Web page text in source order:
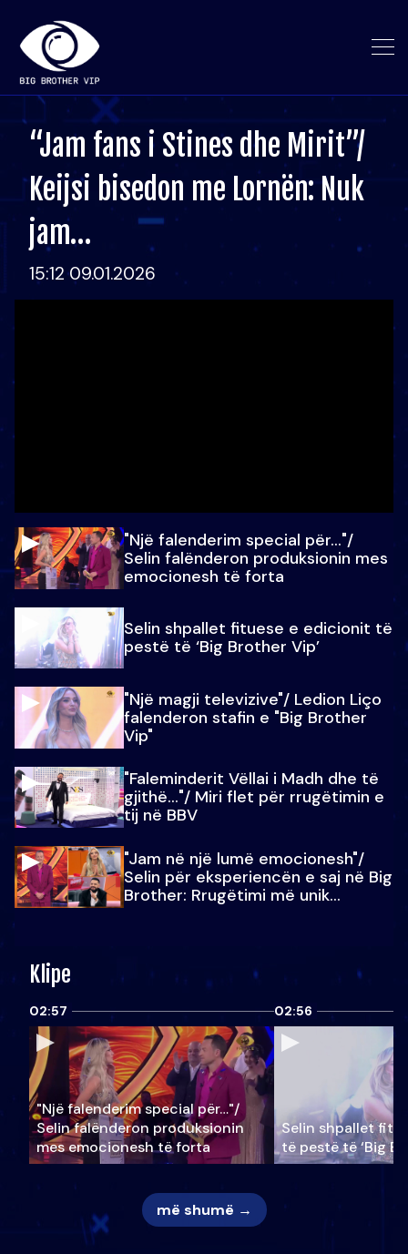
“Jam fans i Stines dhe Mirit”/
Keijsi bisedon me Lornën: Nuk
jam…
15:12 09.01.2026
"Një falenderim special për…"/
Selin falënderon produksionin mes
emocionesh të forta
Selin shpallet fituese e edicionit të
pestë të ‘Big Brother Vip’
"Një magji televizive"/ Ledion Liço
falenderon stafin e "Big Brother
Vip"
"Faleminderit Vëllai i Madh dhe të
gjithë…"/ Miri flet për rrugëtimin e
tij në BBV
"Jam në një lumë emocionesh"/
Selin për eksperiencën e saj në Big
Brother: Rrugëtimi më unik…
Klipe
02:57
"Një falenderim special për…"/
Selin falënderon produksionin
mes emocionesh të forta
02:56
Selin shpallet
të pestë të ‘Big
më shumë →